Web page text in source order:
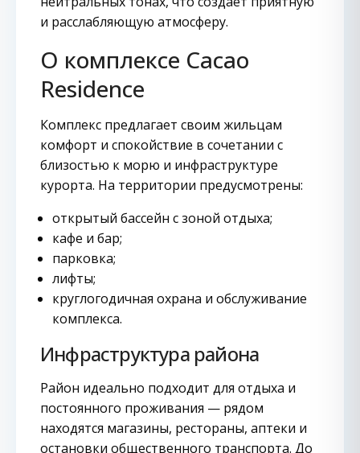
и расслабляющую атмосферу.
О комплексе Cacao
Residence
Комплекс предлагает своим жильцам
комфорт и спокойствие в сочетании с
близостью к морю и инфраструктуре
курорта. На территории предусмотрены:
открытый бассейн с зоной отдыха;
кафе и бар;
парковка;
лифты;
круглогодичная охрана и обслуживание
комплекса.
Инфраструктура района
Район идеально подходит для отдыха и
постоянного проживания — рядом
находятся магазины, рестораны, аптеки и
остановки общественного транспорта. До